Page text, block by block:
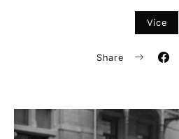
Více
Share